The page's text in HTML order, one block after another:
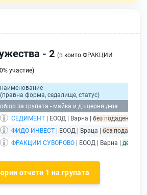
- 2 (в които ФРАКЦИИ
участие)
наименование
(правна форма, седалище, статус)
общо за групата - майка и дъщерни д-ва
СЕДИМЕНТ | ЕООД | Варна | без подаден
ФИДО ИНВЕСТ | ЕООД | Враца | без подаден
ФРАКЦИИ СУВОРОВО | ЕООД | Варна |
отчети 1 на групата